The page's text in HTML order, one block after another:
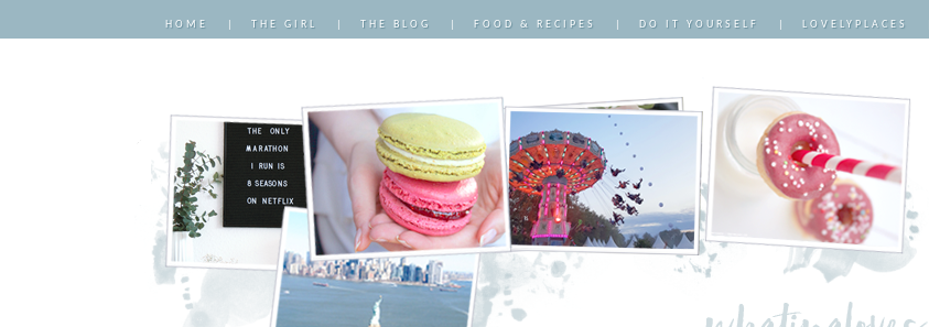
HOME THE GIRL THE BLOG FOOD & RECIPES DO IT YOURSELF LOVELYPLACES